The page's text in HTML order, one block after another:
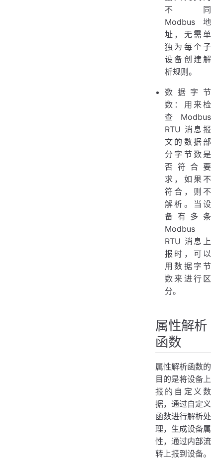
不同
Modbus 地
址，无需单
独为每个子
设备创建解
析规则。
数据字节
数：用来检
查 Modbus
RTU 消息报
文的数据部
分字节数是
否符合要
求，如果不
符合，则不
解析。当设
备有多条
Modbus
RTU 消息上
报时，可以
用数据字节
数来进行区
分。
属性解析
函数
属性解析函数的
目的是将设备上
报的自定义数
据，通过自定义
函数进行解析处
理，生成设备属
性，通过内部流
转上报到设备。